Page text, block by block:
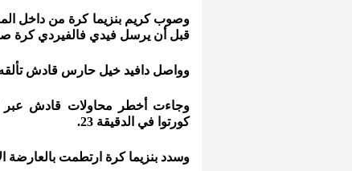
قبل أن يرسل فيدي فالفيردي كرة
وواصل دافيد خيل حارس قادش تألقه
وجاءت أخطر محاولات قادش عبر
كورتوا في الدقيقة 23.
وسدد بنزيما كرة ارتطمت بالعارضة